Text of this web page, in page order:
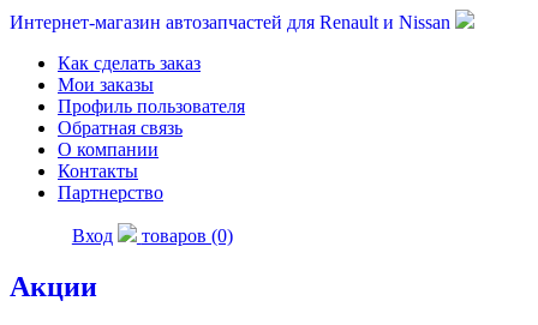
Интернет-магазин автозапчастей для Renault и Nissan
Как сделать заказ
Мои заказы
Профиль пользователя
Обратная связь
О компании
Контакты
Партнерство
Вход товаров (0)
Акции